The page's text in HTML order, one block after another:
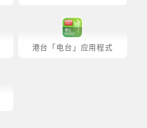
港台「电台」应用程式